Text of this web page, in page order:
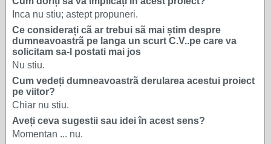
Inca nu stiu; astept propuneri.
Ce considerați cã ar trebui sã mai știm despre
dumneavoastrã pe langa un scurt C.V..pe care va
solicitam sa-l postati mai jos
Nu stiu.
Cum vedeți dumneavoastrã derularea acestui proiect
pe viitor?
Chiar nu stiu.
Aveți ceva sugestii sau idei în acest sens?
Momentan ... nu.